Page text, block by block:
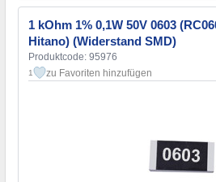
1 kOhm 1% 0,1W 50V 0603
Hitano) (Widerstand SMD)
Produktcode: 95976
1 zu Favoriten hinzufügen